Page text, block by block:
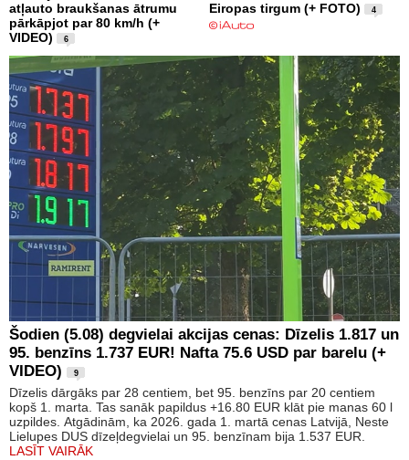
atļauto braukšanas ātrumu
pārkāpjot par 80 km/h (+
VIDEO)
6
Eiropas tirgum (+ FOTO)
4
Šodien (5.08) degvielai akcijas cenas: Dīzelis 1.817 un
95. benzīns 1.737 EUR! Nafta 75.6 USD par barelu (+
VIDEO)
9
Dīzelis dārgāks par 28 centiem, bet 95. benzīns par 20 centiem
kopš 1. marta. Tas sanāk papildus +16.80 EUR klāt pie manas 60 l
uzpildes. Atgādinām, ka 2026. gada 1. martā cenas Latvijā, Neste
Lielupes DUS dīzeļdegvielai un 95. benzīnam bija 1.537 EUR.
LASĪT VAIRĀK